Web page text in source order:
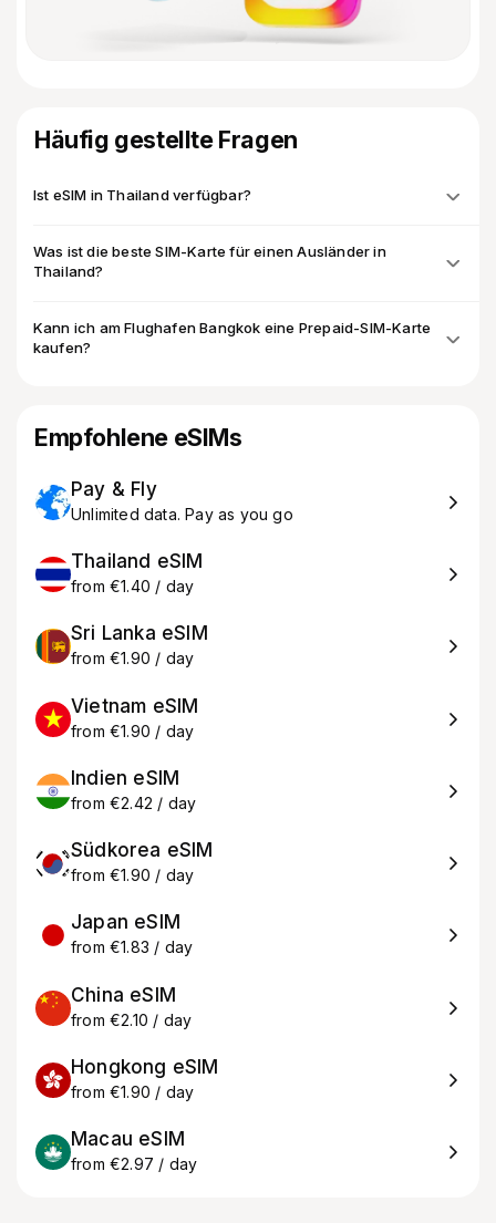
Häufig gestellte Fragen
Ist eSIM in Thailand verfügbar?
Was ist die beste SIM-Karte für einen Ausländer in
Thailand?
Kann ich am Flughafen Bangkok eine Prepaid-SIM-Karte
kaufen?
Empfohlene eSIMs
Pay & Fly
Unlimited data. Pay as you go
Thailand eSIM
from €1.40 / day
Sri Lanka eSIM
from €1.90 / day
Vietnam eSIM
from €1.90 / day
Indien eSIM
from €2.42 / day
Südkorea eSIM
from €1.90 / day
Japan eSIM
from €1.83 / day
China eSIM
from €2.10 / day
Hongkong eSIM
from €1.90 / day
Macau eSIM
from €2.97 / day